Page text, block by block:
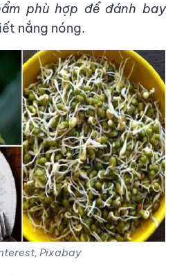
phù hợp để đánh bay
nắng nóng.
Pixabay